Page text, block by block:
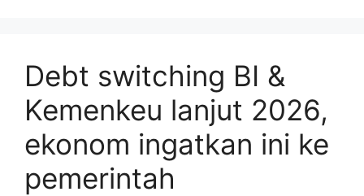
Debt switching BI &
Kemenkeu lanjut 2026,
ekonom ingatkan ini ke
pemerintah